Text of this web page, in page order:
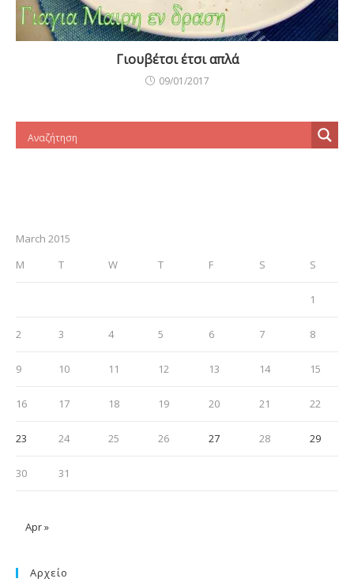
Γιουβέτσι έτσι απλά
09/01/2017
March 2015
M
T W T F S S
1
2 3 4 5 6 7 8
9 10 11 12 13 14 15
16 17 18 19 20 21 22
23 24 25 26 27 28 29
30 31
Apr »
Αρχείο